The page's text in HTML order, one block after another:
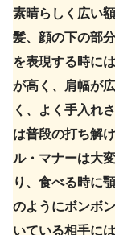
素晴らしく広い
髪、顔の下の部
を表現する時に
が高く、肩幅が
く、よく手入れ
は普段の打ち解
ル・マナーは大
り、食べる時に
のようにボンボ
いている相手に